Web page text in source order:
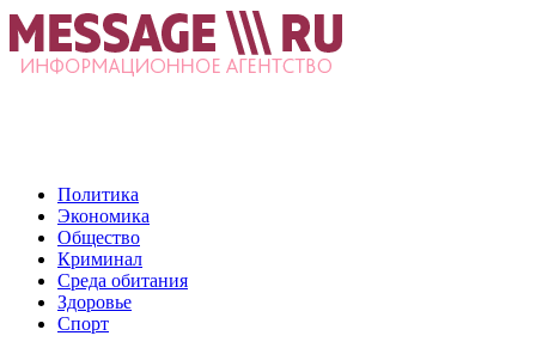
Политика
Экономика
Общество
Криминал
Среда обитания
Здоровье
Спорт